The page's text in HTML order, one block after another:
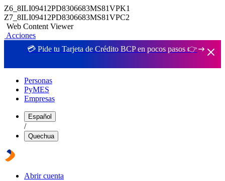
Z6_8ILI09412PD8306683MS81VPK1
Z7_8ILI09412PD8306683MS81VPC2
Web Content Viewer
Acciones
💳 Pide tu Tarjeta de Crédito BCP en pocos pasos 👉
Personas
PyMES
Empresas
Español
/
Quechua
Abrir cuenta